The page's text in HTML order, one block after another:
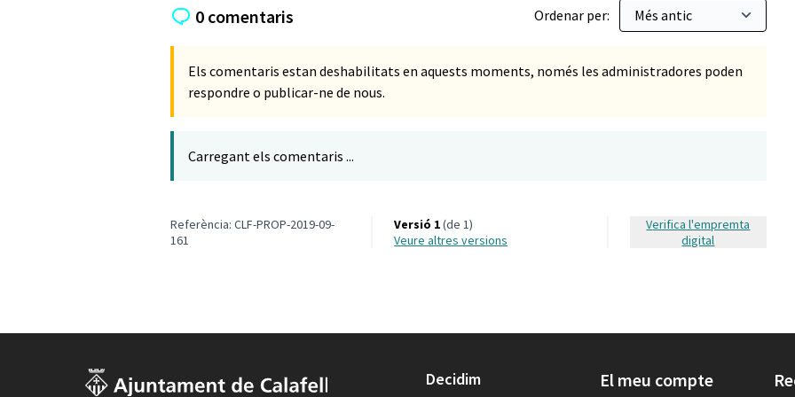
0 comentaris Ordenar per:
Els comentaris estan deshabilitats en aquests moments, només les administradores poden
respondre o publicar-ne de nous.
Carregant els comentaris ...
Referència: CLF-PROP-2019-09-
161
Versió 1(de 1)
veure altres versions
Verifica l'empremta
digital
Decidim El meu compte